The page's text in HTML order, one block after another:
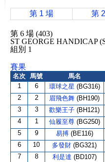
第 1 場 第
第 6 場 (403)
ST GEORGE
組別 1
賽果
名次 馬號 馬名
1
6 環球之星 (BG316)
2 2 眉飛色舞 (BH190)
3 3 歡樂王子 (BH121)
4 1 仙履至尊 (BG250)
5 9 易搏 (BE116)
6 10 多發財 (BG321)
7 8 利是達 (BD107)